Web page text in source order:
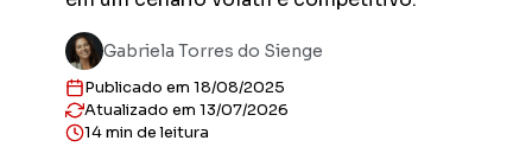
Gabriela Torres do Sienge
Publicado em 18/08/2025
Atualizado em 13/07/2026
14 min de leitura